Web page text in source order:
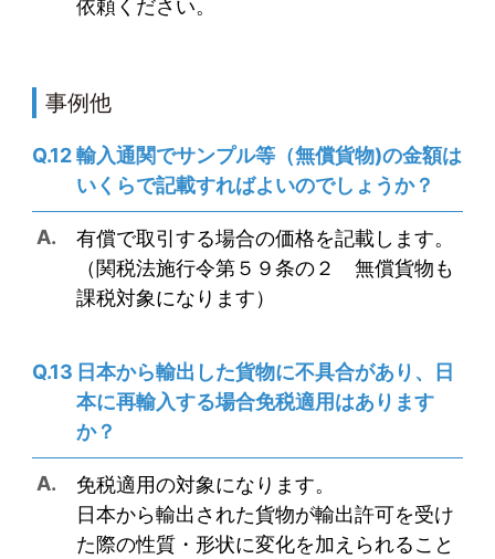
依頼ください。
事例他
輸入通関でサンプル等（無償貨物)の金額は
いくらで記載すればよいのでしょうか？
有償で取引する場合の価格を記載します。
（関税法施行令第５９条の２ 無償貨物も
課税対象になります）
日本から輸出した貨物に不具合があり、日
本に再輸入する場合免税適用はあります
か？
免税適用の対象になります。
日本から輸出された貨物が輸出許可を受け
た際の性質・形状に変化を加えられること